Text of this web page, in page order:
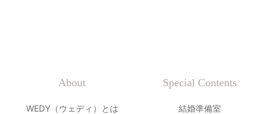
About
WEDY（ウェディ）とは
Special Contents
結婚準備室